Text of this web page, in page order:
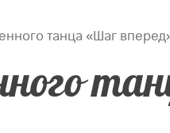
танца «Шаг